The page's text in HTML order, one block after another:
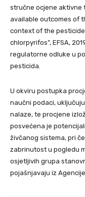
stručne ocjene aktivne
available outcomes of
context of the
chlorpyrifos”, EFSA,
regulatorne odluke u
pesticida.
U okviru postupka
naučni podaci,
nalaze, te procjene
posvećena je
živčanog sistema, pri
zabrinutost u pogledu
osjetljivih grupa
pojašnjavaju iz